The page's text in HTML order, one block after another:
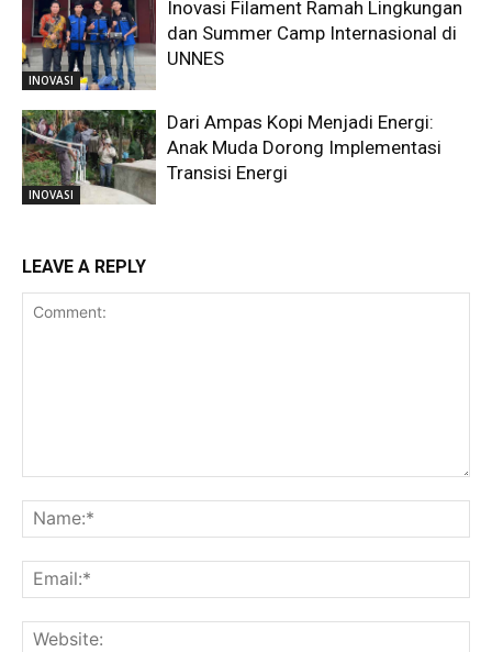
INOVASI
Inovasi Filament Ramah Lingkungan
dan Summer Camp Internasional di
UNNES
INOVASI
Dari Ampas Kopi Menjadi Energi:
Anak Muda Dorong Implementasi
Transisi Energi
LEAVE A REPLY